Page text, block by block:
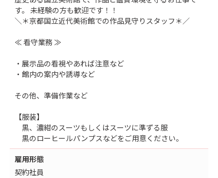
す。 未経験の方も歓迎です！！
＼＊京都国立近代美術館での作品見守りスタッフ＊／
≪ 看守業務 ≫
・展示品の看視やあれば注意など
・館内の案内や誘導など
その他、準備作業など
【服装】
黒、濃紺のスーツもしくはスーツに準ずる服
黒のローヒールパンプスなどをご用意ください。
雇用形態
契約社員